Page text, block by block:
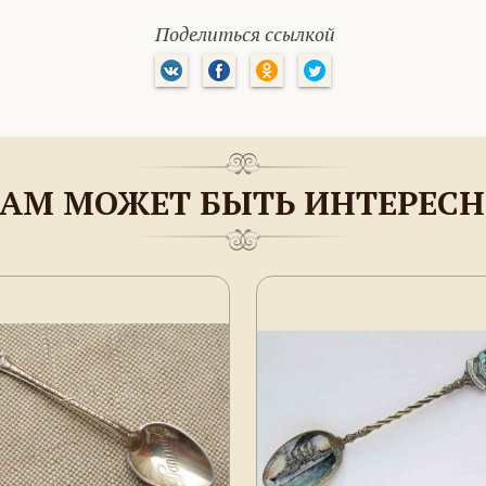
Поделиться ссылкой
МОЖЕТ БЫТЬ